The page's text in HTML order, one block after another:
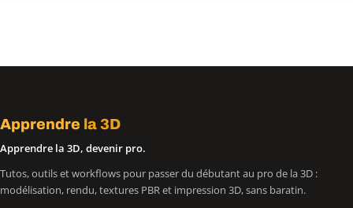
Apprendre la 3D
Apprendre la 3D, devenir pro.
Tutos, outils et workflows pour passer du débutant au pro de la 3D :
modélisation, rendu, textures PBR et impression 3D, sans baratin.